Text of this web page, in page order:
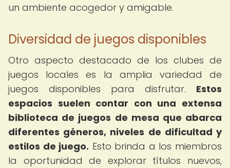
un ambiente acogedor y amigable.
Diversidad de juegos disponibles
Otro aspecto destacado de los clubes de
juegos locales es la amplia variedad de
juegos disponibles para disfrutar. Estos
espacios suelen contar con una extensa
biblioteca de juegos de mesa que abarca
diferentes géneros, niveles de dificultad y
estilos de juego. Esto brinda a los miembros
la oportunidad de explorar títulos nuevos,